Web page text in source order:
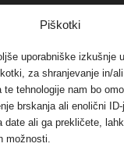
Piškotki
uporabniške izkušnje
za shranjevanje in/
tehnologije nam bo
brskanja ali enolični
date ali ga prekličete,
možnosti.
proti vetrnim
pa vedno bolj...
12. maja, 2017
v Celovcu v korist